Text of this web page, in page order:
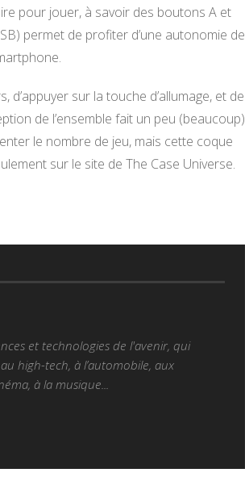
pour jouer, à savoir des boutons A et
permet de profiter d’une autonomie de
d’appuyer sur la touche d’allumage, et de
de l’ensemble fait un peu (beaucoup)
le nombre de jeu, mais cette coque
sur le site de The Case Universe.
et technologies de l'avenir, qui
high-tech, à l’automobile, aux
à la musique...